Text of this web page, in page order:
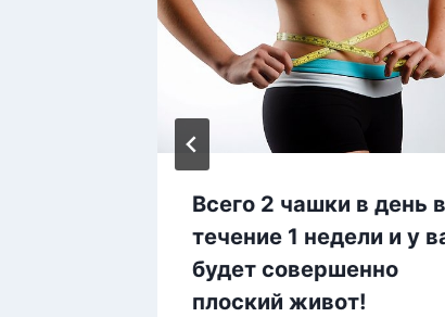
Всего 2 чашки в день в
течение 1 недели и у
будет совершенно
плоский живот!